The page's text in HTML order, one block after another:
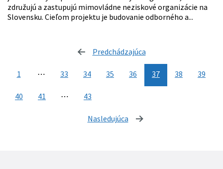
združujú a zastupujú mimovládne neziskové organizácie na
Slovensku. Cieľom projektu je budovanie odborného a...
Predchádzajúca
1 ⋯ 33 34 35 36 37 38 39
40 41 ⋯ 43
Nasledujúca stránka